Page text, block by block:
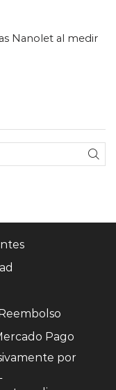
Nanolet al medir
Pago
por